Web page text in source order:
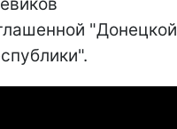
"Донецкой